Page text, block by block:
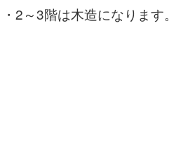
2～3階は木造になります。